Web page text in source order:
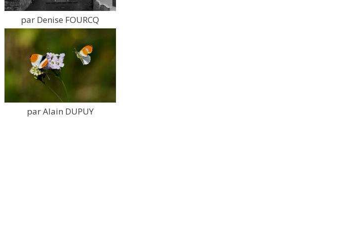
par Denise FOURCQ
par Alain DUPUY